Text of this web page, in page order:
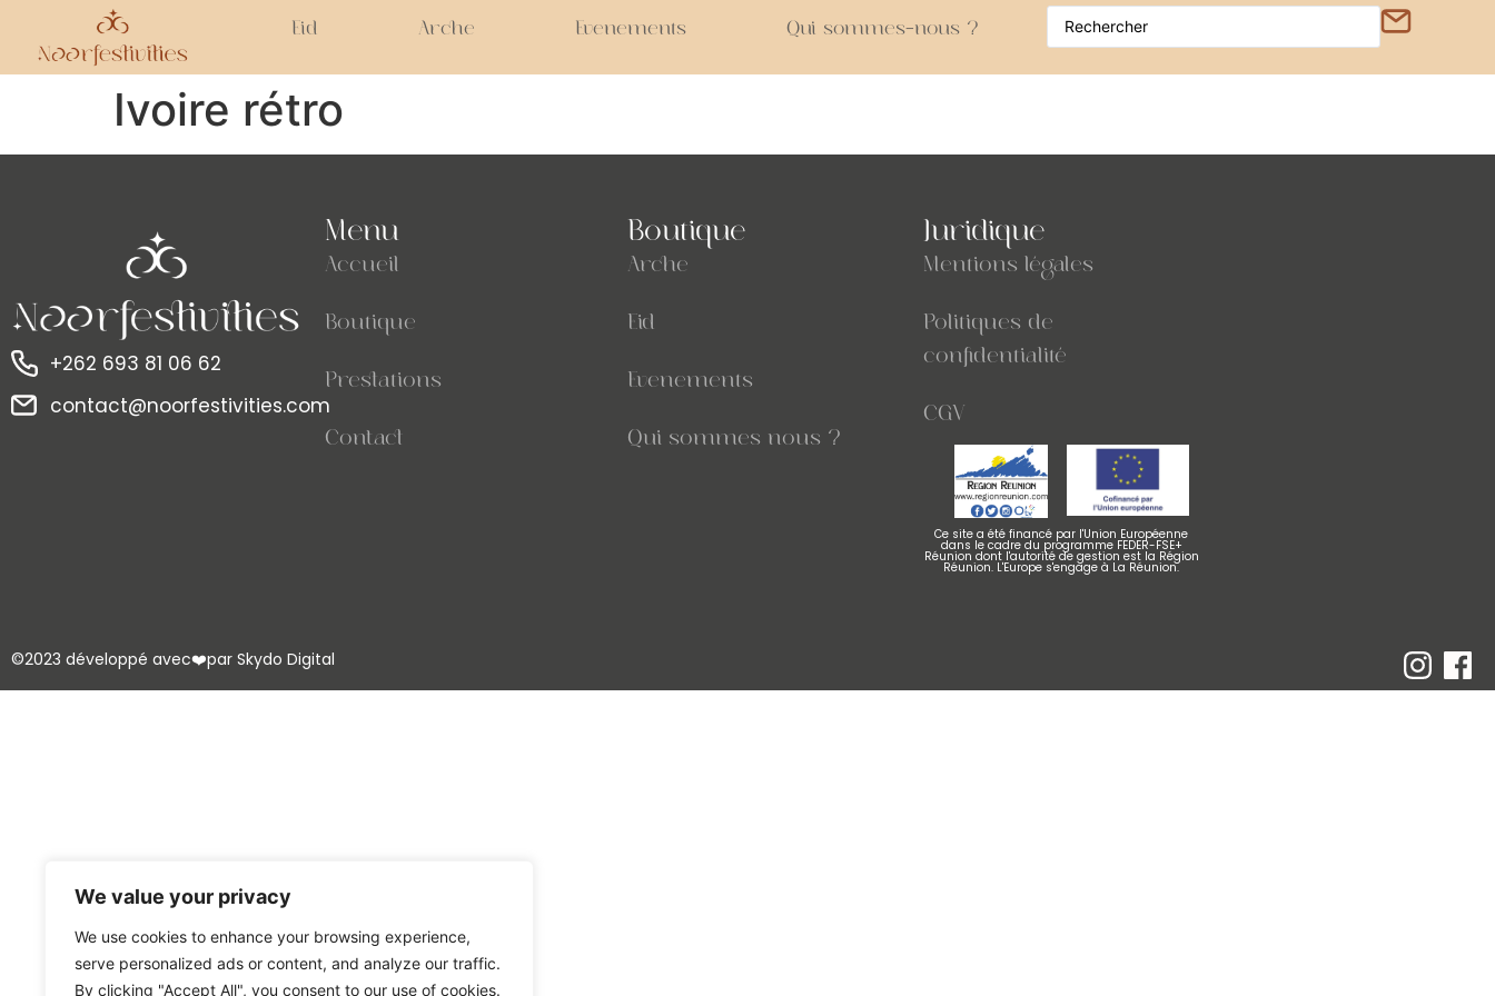
We value your privacy
We use cookies to enhance your browsing experience,
serve personalized ads or content, and analyze our traffic.
By clicking "Accept All", you consent to our use of cookies.
Eid Arche Evenements Qui sommes-nous ?
Ivoire rétro
+262 693 81 06 62
contact@noorfestivities.com
Menu
Accueil
Boutique
Prestations
Contact
Boutique
Arche
Eid
Evenements
Qui sommes nous ?
Juridique
Mentions légales
Politiques de
confidentialité
CGV
Ce site a été financé par l'Union Européenne
dans le cadre du programme FEDER-FSE+
Réunion dont l'autorité de gestion est la Région
Réunion. L'Europe s'engage à La Réunion.
©2023 développé avec❤️par Skydo Digital